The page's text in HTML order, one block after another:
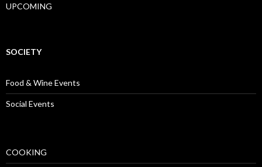
UPCOMING
SOCIETY
Food & Wine Events
Social Events
COOKING